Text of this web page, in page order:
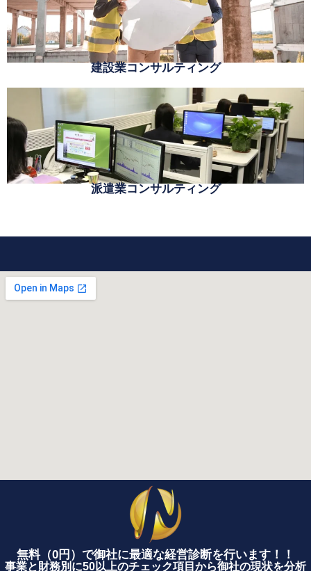
建設業コンサルティング
派遣業コンサルティング
無料（0円）で御社に最適な経営診断を行います！！
事業と財務別に50以上のチェック項目から御社の現状を分析